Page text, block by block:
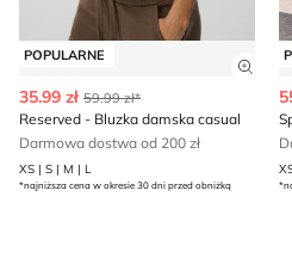
POPULARNE
35.99 zł 59.99 zł*
Reserved - Bluzka damska casual
Darmowa dostwa od 200 zł
XS | S | M | L
*najniższa cena w okresie 30 dni przed obniżką